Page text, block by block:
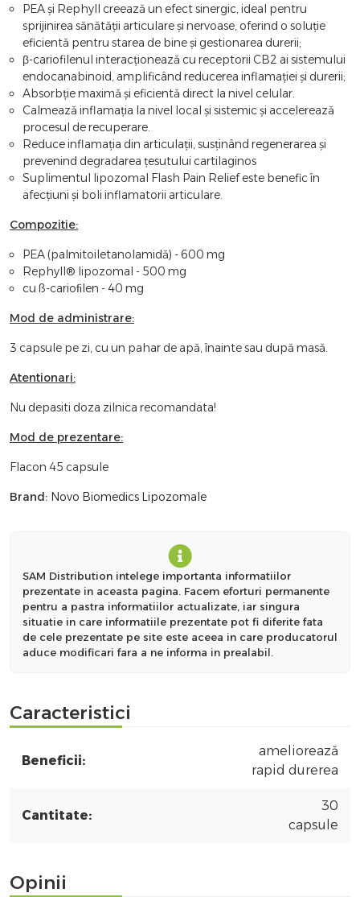
PEA și Rephyll creează un efect sinergic, ideal pentru
sprijinirea sănătății articulare și nervoase, oferind o soluție
eficientă pentru starea de bine și gestionarea durerii;
β-cariofilenul interacționează cu receptorii CB2 ai sistemului
endocanabinoid, amplificând reducerea inflamației și durerii;
Absorbție maximă și eficientă direct la nivel celular.
Calmează inflamația la nivel local și sistemic și accelerează
procesul de recuperare.
Reduce inflamația din articulații, susținând regenerarea și
prevenind degradarea țesutului cartilaginos
Suplimentul lipozomal Flash Pain Relief este benefic în
afecțiuni și boli inflamatorii articulare.
Compozitie:
PEA (palmitoiletanolamidă) - 600 mg
Rephyll® lipozomal - 500 mg
cu ß-carioﬁlen - 40 mg
Mod de administrare:
3 capsule pe zi, cu un pahar de apă, înainte sau după masă.
Atentionari:
Nu depasiti doza zilnica recomandata!
Mod de prezentare:
Flacon 45 capsule
Brand: Novo Biomedics Lipozomale
SAM Distribution intelege importanta informatiilor
prezentate in aceasta pagina. Facem eforturi permanente
pentru a pastra informatiilor actualizate, iar singura
situatie in care informatiile prezentate pot fi diferite fata
de cele prezentate pe site este aceea in care producatorul
aduce modificari fara a ne informa in prealabil.
Caracteristici
Beneficii:
ameliorează
rapid durerea
Cantitate:
30
capsule
Opinii